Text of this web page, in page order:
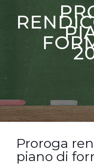
Proroga
piano di